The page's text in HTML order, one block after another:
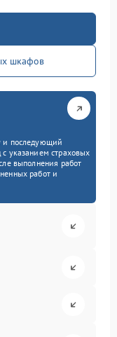
шкафов
и последующий
с указанием страховых
выполнения работ
работ и